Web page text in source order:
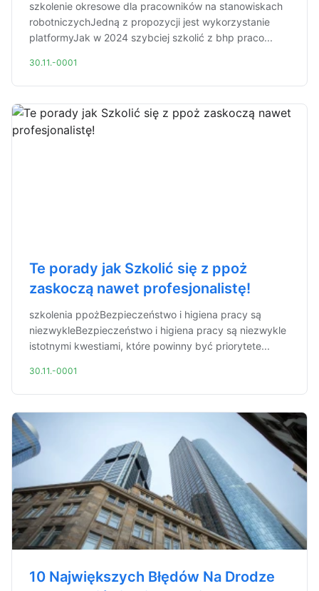
szkolenie okresowe dla pracowników na stanowiskach
robotniczychJedną z propozycji jest wykorzystanie
platformyJak w 2024 szybciej szkolić z bhp praco...
30.11.-0001
Te porady jak Szkolić się z ppoż
zaskoczą nawet profesjonalistę!
szkolenia ppożBezpieczeństwo i higiena pracy są
niezwykleBezpieczeństwo i higiena pracy są niezwykle
istotnymi kwestiami, które powinny być priorytete...
30.11.-0001
10 Największych Błędów Na Drodze